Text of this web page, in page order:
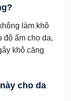
làm khô
độ ẩm cho da,
khô căng
cho da